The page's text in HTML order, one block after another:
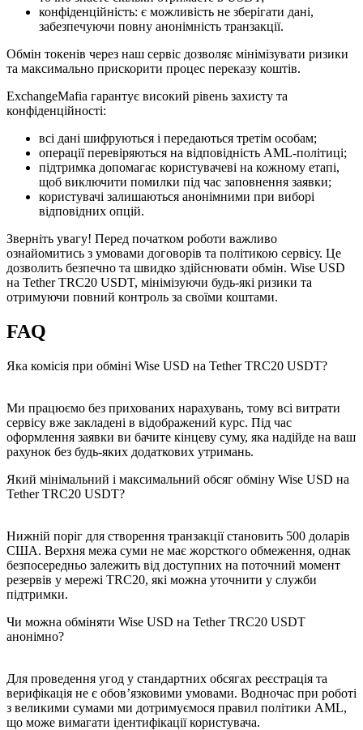
конфіденційність: є можливість не зберігати дані,
забезпечуючи повну анонімність транзакції.
Обмін токенів через наш сервіс дозволяє мінімізувати ризики
та максимально прискорити процес переказу коштів.
ExchangeMafia гарантує високий рівень захисту та
конфіденційності:
всі дані шифруються і передаються третім особам;
операції перевіряються на відповідність AML-політиці;
підтримка допомагає користувачеві на кожному етапі,
щоб виключити помилки під час заповнення заявки;
користувачі залишаються анонімними при виборі
відповідних опцій.
Зверніть увагу! Перед початком роботи важливо
ознайомитись з умовами договорів та політикою сервісу. Це
дозволить безпечно та швидко здійснювати обмін. Wise USD
на Tether TRC20 USDT, мінімізуючи будь-які ризики та
отримуючи повний контроль за своїми коштами.
FAQ
Яка комісія при обміні Wise USD на Tether TRC20 USDT?
Ми працюємо без прихованих нарахувань, тому всі витрати
сервісу вже закладені в відображений курс. Під час
оформлення заявки ви бачите кінцеву суму, яка надійде на ваш
рахунок без будь-яких додаткових утримань.
Який мінімальний і максимальний обсяг обміну Wise USD на
Tether TRC20 USDT?
Нижній поріг для створення транзакції становить 500 доларів
США. Верхня межа суми не має жорсткого обмеження, однак
безпосередньо залежить від доступних на поточний момент
резервів у мережі TRC20, які можна уточнити у служби
підтримки.
Чи можна обміняти Wise USD на Tether TRC20 USDT
анонімно?
Для проведення угод у стандартних обсягах реєстрація та
верифікація не є обов’язковими умовами. Водночас при роботі
з великими сумами ми дотримуємося правил політики AML,
що може вимагати ідентифікації користувача.